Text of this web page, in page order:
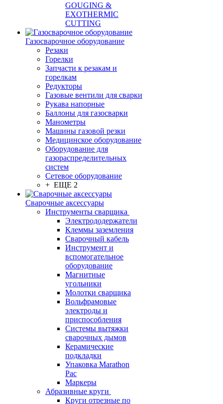
GOUGING &
EXOTHERMIC
CUTTING
Газосварочное оборудование
Резаки
Горелки
Запчасти к резакам и
горелкам
Редукторы
Газовые вентили для сварки
Рукава напорные
Баллоны для газосварки
Манометры
Машины газовой резки
Медицинское оборудование
Оборудование для
газораспределительных
систем
Сетевое оборудование
+ ЕЩЕ 2
Сварочные аксессуары
Инструменты сварщика
Электрододержатели
Клеммы заземления
Сварочный кабель
Инструмент и
вспомогательное
оборудование
Магнитные
угольники
Молотки сварщика
Вольфрамовые
электроды и
приспособления
Системы вытяжки
сварочных дымов
Керамические
подкладки
Упаковка Marathon
Pac
Маркеры
Абразивные круги
Круги отрезные по